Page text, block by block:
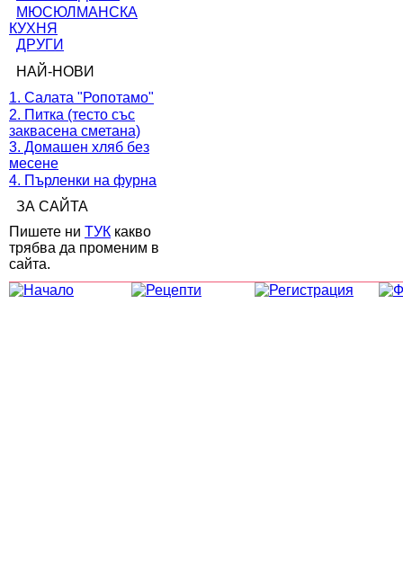
МЮСЮЛМАНСКА
КУХНЯ
ДРУГИ
НАЙ-НОВИ
1. Салата "Ропотамо"
2. Питка (тесто със
заквасена сметана)
3. Домашен хляб без
месене
4. Пърленки на фурна
ЗА САЙТА
Пишете ни ТУК какво
трябва да променим в
сайта.